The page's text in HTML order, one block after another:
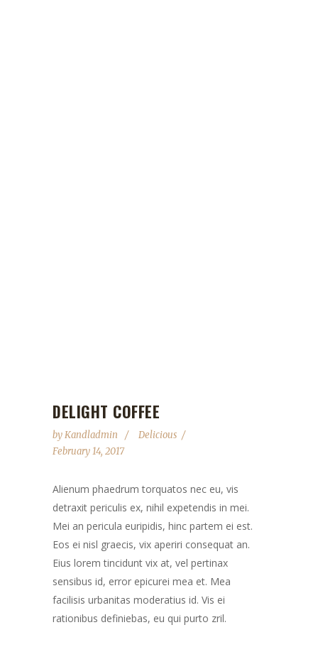
DELIGHT COFFEE
byKandladmin
Delicious
February 14, 2017
Alienum phaedrum torquatos nec eu, vis
detraxit periculis ex, nihil expetendis in mei.
Mei an pericula euripidis, hinc partem ei est.
Eos ei nisl graecis, vix aperiri consequat an.
Eius lorem tincidunt vix at, vel pertinax
sensibus id, error epicurei mea et. Mea
facilisis urbanitas moderatius id. Vis ei
rationibus definiebas, eu qui purto zril.